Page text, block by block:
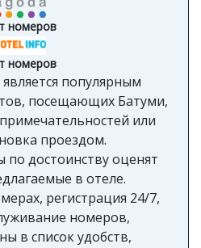
номеров
номеров
популярным
посещающих Батуми,
или
проездом.
достоинству оценят
в отеле.
регистрация 24/7,
номеров,
в список удобств,
Номера оснащены всеми